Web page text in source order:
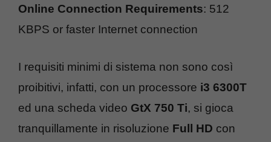
Online Connection Requirements: 512
KBPS or faster Internet connection
I requisiti minimi di sistema non sono così
proibitivi, infatti, con un processore i3 6300T
ed una scheda video GtX 750 Ti, si gioca
tranquillamente in risoluzione Full HD con